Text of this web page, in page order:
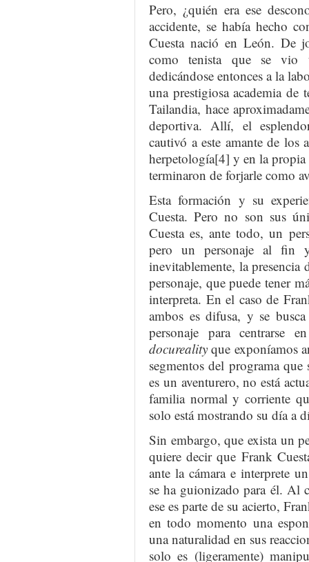
Pero, ¿quién era ese
accidente, se había hecho
Cuesta nació en León. De
como tenista que se vio
dedicándose entonces a la
una prestigiosa academia
Tailandia, hace
deportiva. Allí, el
cautivó a este amante de los
herpetología[4] y en la propia
terminaron de forjarle como
Esta formación y su
Cuesta. Pero no son sus
Cuesta es, ante todo, un
pero un personaje al
inevitablemente, la presencia
personaje, que puede tener
interpreta. En el caso de
ambos es difusa, y se
personaje para centrarse
docureality que exponíamos
segmentos del programa
es un aventurero, no está
familia normal y corriente
solo está mostrando su día a
Sin embargo, que exista un
quiere decir que Frank
ante la cámara e interprete
se ha guionizado para él. Al
ese es parte de su acierto,
en todo momento una
una naturalidad en sus
solo es (ligeramente)